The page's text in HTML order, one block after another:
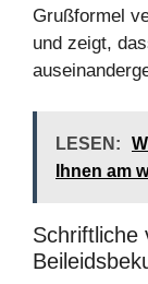
Grußformel
und zeigt,
LESEN:
Ihnen am
Schriftliche